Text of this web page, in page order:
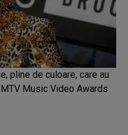
pline de culoare, care au
Music Video Awards